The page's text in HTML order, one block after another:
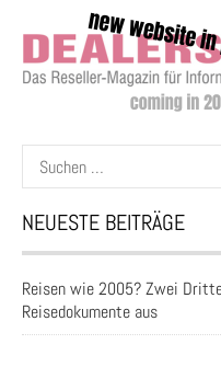
Suchen
nach:
NEUESTE BEITRÄGE
Reisen wie 2005? Zwei
Reisedokumente aus